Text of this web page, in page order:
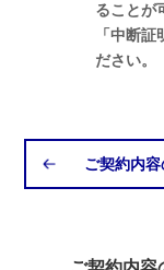
ることが
「中断
ださい。
ご契約内